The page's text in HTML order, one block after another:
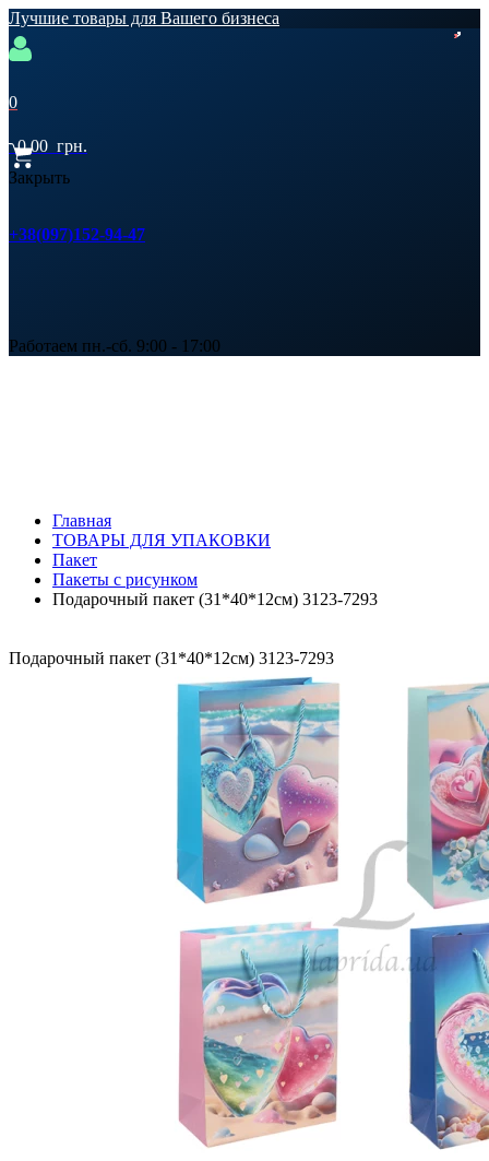
Лучшие товары для Вашего бизнеса
0
0,00 грн.
Закрыть
+38(097)152-94-47
Работаем пн.-сб. 9:00 - 17:00
Главная
ТОВАРЫ ДЛЯ УПАКОВКИ
Пакет
Пакеты с рисунком
Подарочный пакет (31*40*12см) 3123-7293
Подарочный пакет (31*40*12см) 3123-7293